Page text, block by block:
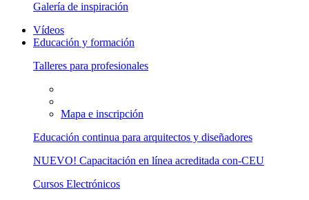
Galería de inspiración
Vídeos
Educación y formación
Talleres para profesionales
Mapa e inscripción
Educación continua para arquitectos y diseñadores
NUEVO! Capacitación en línea acreditada con-CEU
Cursos Electrónicos